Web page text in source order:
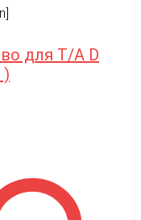
для Т/А D
)